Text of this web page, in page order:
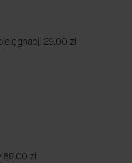
29,00 zł
89,00 zł